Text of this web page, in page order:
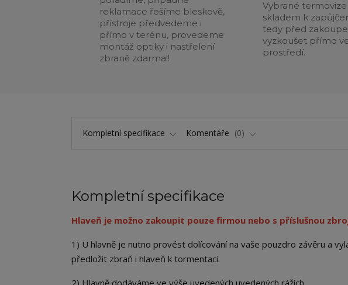
reklamace řešíme bleskově,
přístroje předvedeme i
přímo v terénu, provedeme
montáž optiky i nastřelení
zbraně zdarma!!
Vybrané
skladem k
tedy před
vyzkoušet přímo
prostředí.
Kompletní specifikace Komentáře 0
Kompletní specifikace
Hlaveň je možno zakoupit pouze firmou nebo s příslušnou
1) U hlavně je nutno provést dolícování na vaše pouzdro závěru a
předložit zbraň i hlaveň k tormentaci.
2) Hlavně dodáváme ve výše uvedených uvedených rážích